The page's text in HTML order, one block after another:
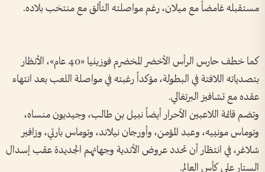
مستقبله غامضاً مع ميلان، رغم مواصلته التألق مع منتخب بلاده.
كما خطف حارس الرأس الأخضر المخضرم فوزينيا «40 عام»، الأنظار
بتصدياته اللافتة في البطولة، مؤكداً رغبته في مواصلة اللعب بعد انتهاء
عقده مع تشافيز البرتغالي.
وتضم قائمة اللاعبين الأحرار أيضاً نبيل بن طالب، وجيديون منساه،
وتوماس مونييه، وعبد المؤمن، وأورجان نيلاند، وتوماس بارتي، وزافير
شلاغر، في انتظار أن تحدد عروض الأندية وجهاتهم الجديدة عقب إسدال
الستار على كأس العالم.